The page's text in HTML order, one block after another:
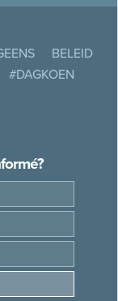
BELEID
#DAGKOEN